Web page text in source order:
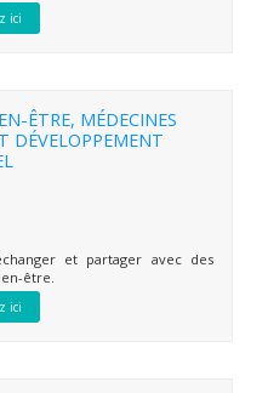
ici
ÊTRE, MÉDECINES
DÉVELOPPEMENT
et partager avec des
être.
ici